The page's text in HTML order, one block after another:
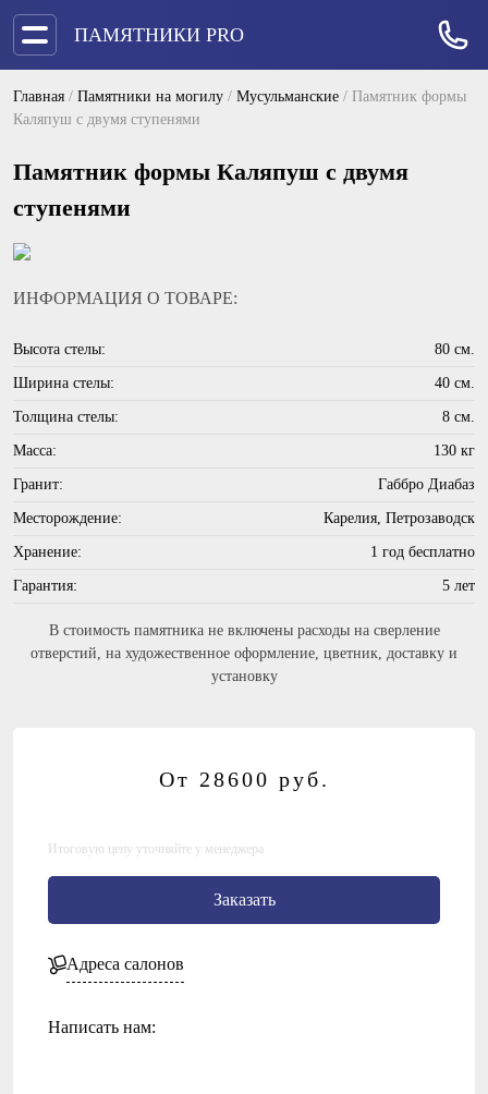
ПАМЯТНИКИ PRO
Главная / Памятники на могилу / Мусульманские / Памятник формы
Каляпуш с двумя ступенями
Памятник формы Каляпуш с двумя
ступенями
ИНФОРМАЦИЯ О ТОВАРЕ:
Высота стелы: 80 см.
Ширина стелы: 40 см.
Толщина стелы: 8 см.
Масса: 130 кг
Гранит: Габбро Диабаз
Месторождение: Карелия, Петрозаводск
Хранение: 1 год бесплатно
Гарантия: 5 лет
В стоимость памятника не включены расходы на сверление
отверстий, на художественное оформление, цветник, доставку и
установку
От 28600 руб.
Итоговую цену уточняйте у менеджера
Заказать
Адреса салонов
Написать нам: